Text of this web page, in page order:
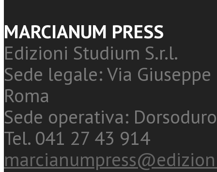
MARCIANUM PRESS
Edizioni Studium S.r.l.
Sede legale: Via
Roma
Sede operativa:
Tel. 041 27 43 914